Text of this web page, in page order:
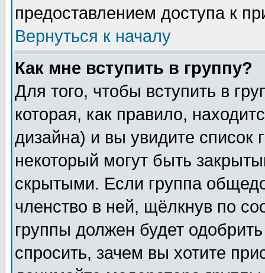
предоставлением доступа к
Вернуться к началу
Как мне вступить в группу?
Для того, чтобы вступить в
которая, как правило,
дизайна) и вы увидите список
некоторый могут быть
скрытыми. Если группа
членство в ней, щёлкнув по
группы должен будет
спросить, зачем вы хотите